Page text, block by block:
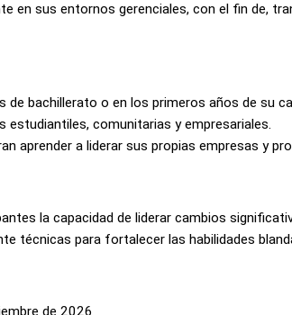
en sus entornos gerenciales, con el fin de,
de bachillerato o en los primeros años de su
estudiantiles, comunitarias y empresariales.
aprender a liderar sus propias empresas y
la capacidad de liderar cambios
técnicas para fortalecer las habilidades
de 2026